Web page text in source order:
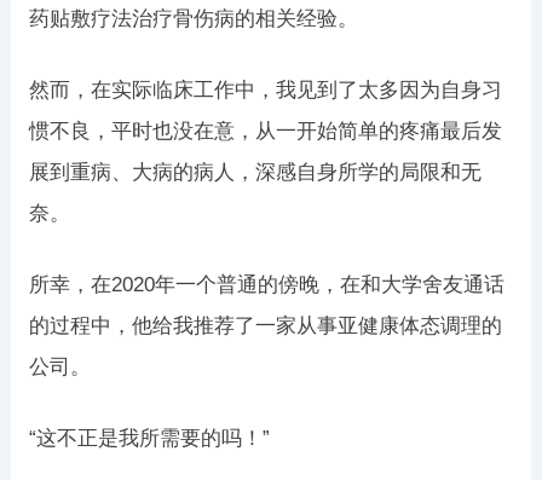
药贴敷疗法治疗骨伤病的相关经验。
然而，在实际临床工作中，我见到了太多因为自身习
惯不良，平时也没在意，从一开始简单的疼痛最后发
展到重病、大病的病人，深感自身所学的局限和无
奈。
所幸，在2020年一个普通的傍晚，在和大学舍友通话
的过程中，他给我推荐了一家从事亚健康体态调理的
公司。
“这不正是我所需要的吗！”